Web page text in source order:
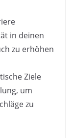
in deinen
zu erhöhen
Ziele
um
zu